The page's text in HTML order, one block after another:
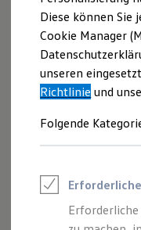
Sportwagen
Schnell verfügbare
Angebote und
Aktuelle
E-Auto-
Volkswagen
Junge
Leasing
Diese können
Cookie Manager
unseren
Richtlinie und
Folgende